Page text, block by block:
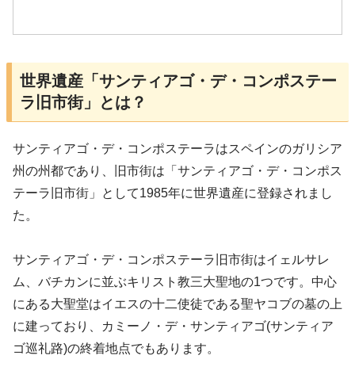
世界遺産「サンティアゴ・デ・コンポステー
ラ旧市街」とは？
サンティアゴ・デ・コンポステーラはスペインのガリシア
州の州都であり、旧市街は「サンティアゴ・デ・コンポス
テーラ旧市街」として1985年に世界遺産に登録されまし
た。
サンティアゴ・デ・コンポステーラ旧市街はイェルサレ
ム、バチカンに並ぶキリスト教三大聖地の1つです。中心
にある大聖堂はイエスの十二使徒である聖ヤコブの墓の上
に建っており、カミーノ・デ・サンティアゴ(サンティア
ゴ巡礼路)の終着地点でもあります。